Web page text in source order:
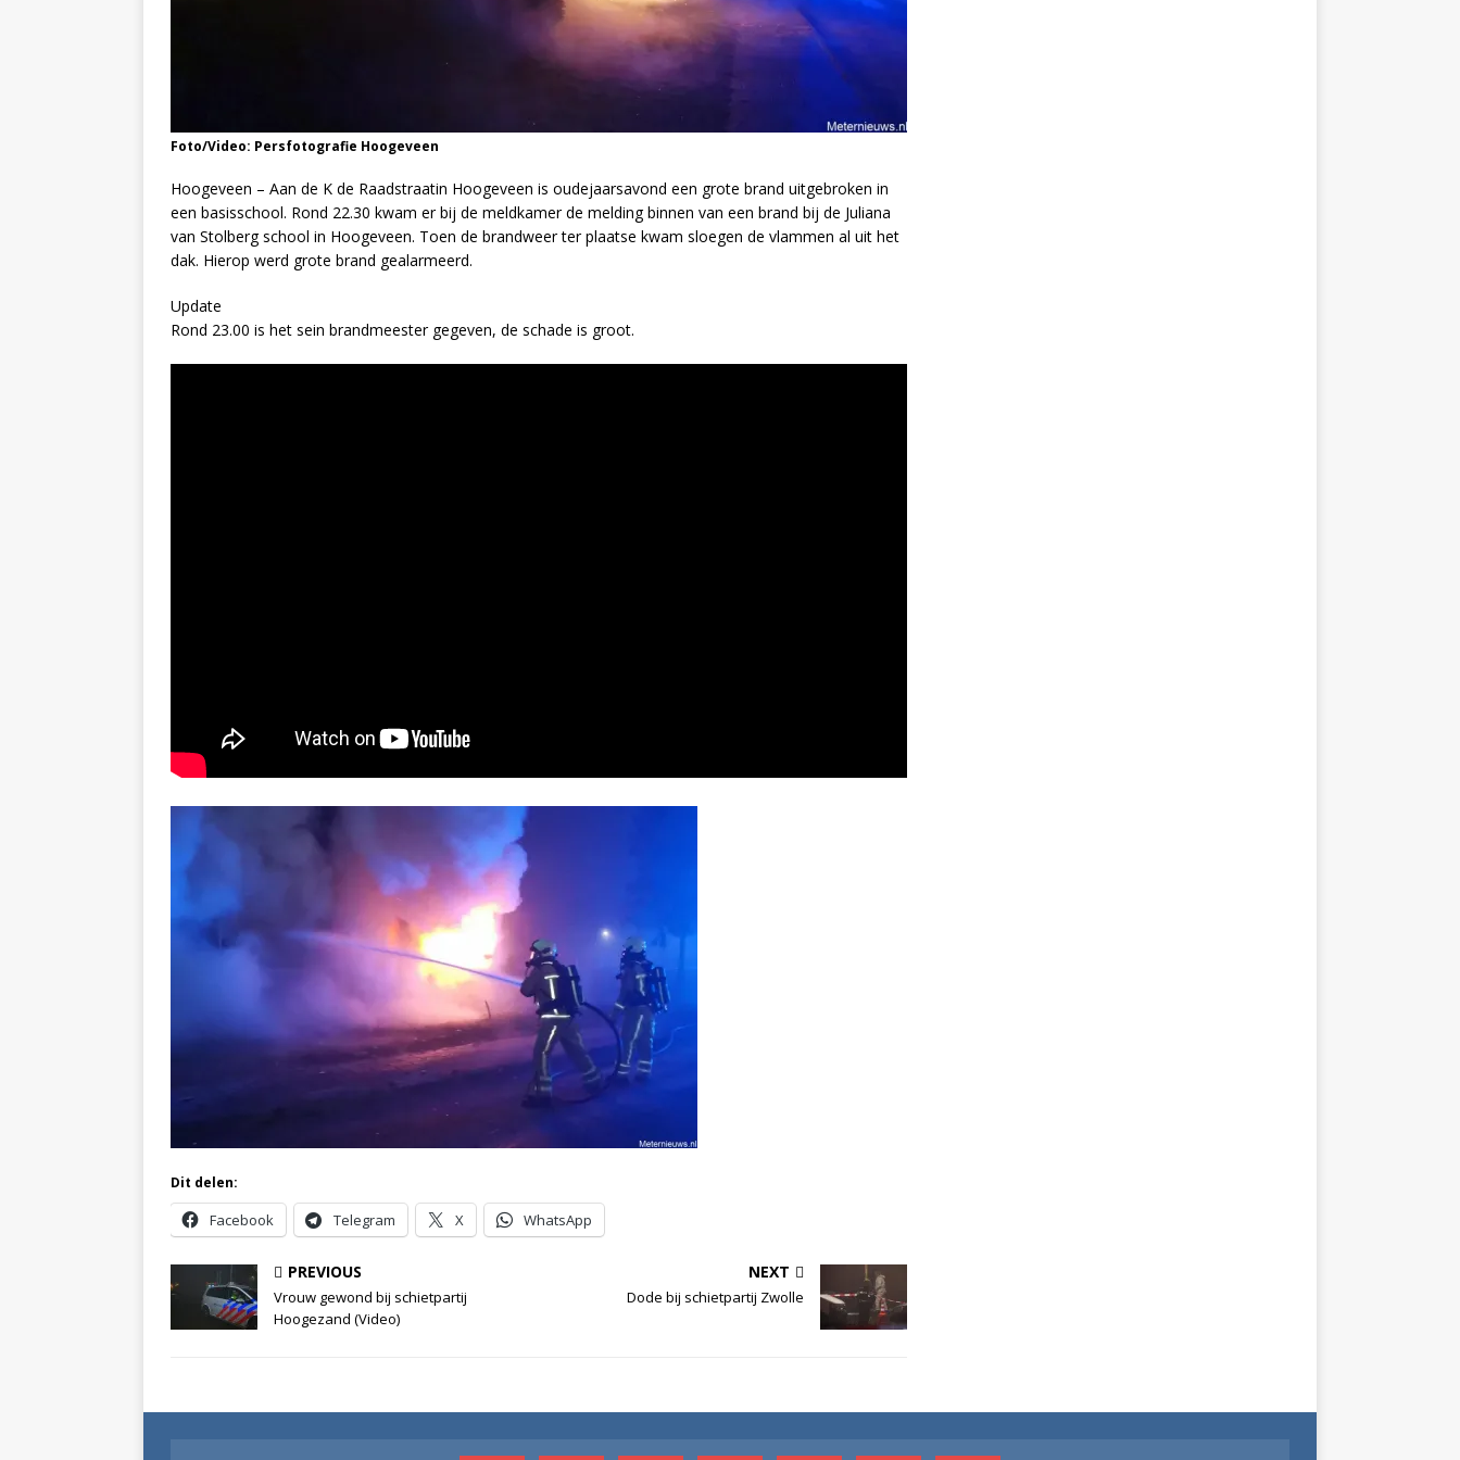
Foto/Video: Persfotografie Hoogeveen
Hoogeveen – Aan de K de Raadstraatin Hoogeveen is oudejaarsavond een grote brand uitgebroken in
een basisschool. Rond 22.30 kwam er bij de meldkamer de melding binnen van een brand bij de Juliana
van Stolberg school in Hoogeveen. Toen de brandweer ter plaatse kwam sloegen de vlammen al uit het
dak. Hierop werd grote brand gealarmeerd.
Update
Rond 23.00 is het sein brandmeester gegeven, de schade is groot.
Dit delen:
Facebook Telegram X WhatsApp
PREVIOUS
Vrouw gewond bij schietpartij
Hoogezand (Video)
NEXT
Dode bij schietpartij Zwolle